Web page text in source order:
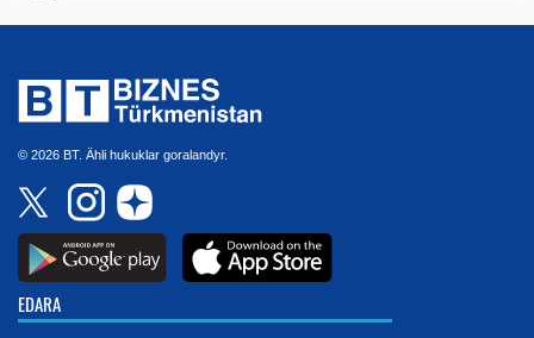
© 2026 BT. Ähli hukuklar goralandyr.
EDARA